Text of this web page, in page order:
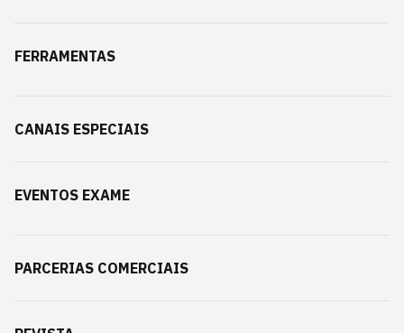
FERRAMENTAS
CANAIS ESPECIAIS
EVENTOS EXAME
PARCERIAS COMERCIAIS